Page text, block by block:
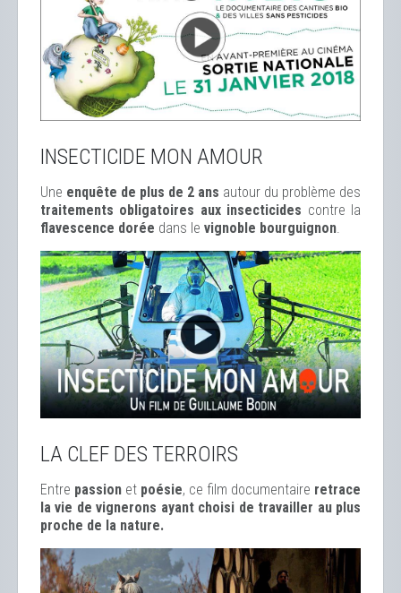
INSECTICIDE MON AMOUR
Une enquête de plus de 2 ans autour du problème des
traitements obligatoires aux insecticides contre la
flavescence dorée dans le vignoble bourguignon.
LA CLEF DES TERROIRS
Entre passion et poésie, ce film documentaire retrace
la vie de vignerons ayant choisi de travailler au plus
proche de la nature.